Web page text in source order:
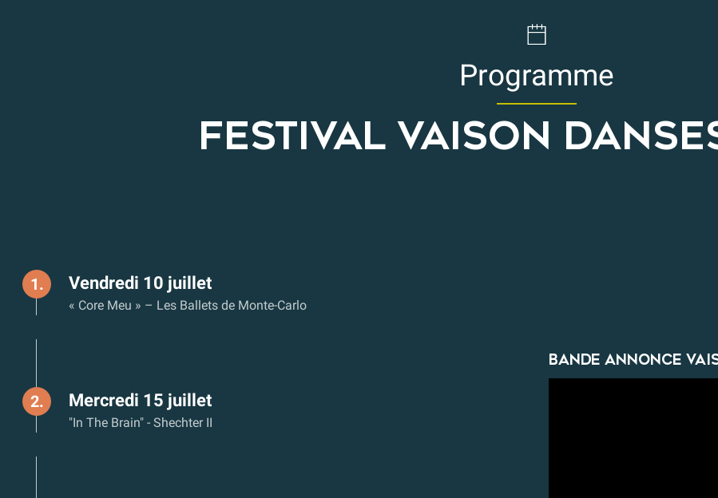
Programme
FESTIVAL VAISON
1. Vendredi 10 juillet
« Core Meu » – Les Ballets de Monte-Carlo
2. Mercredi 15 juillet
"In The Brain" - Shechter II
Bande Annonce